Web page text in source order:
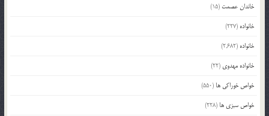
خاندان عصمت (15)
خانواده (227)
خانواده (2,682)
خانواده مهدوی (22)
خواص خوراکی ها (550)
خواص سبزی ها (228)